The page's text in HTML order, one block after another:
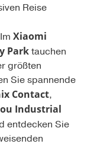
Reise
Xiaomi
Parktauchen
größten
Sie spannende
Contact,
Industrial
entdecken Sie